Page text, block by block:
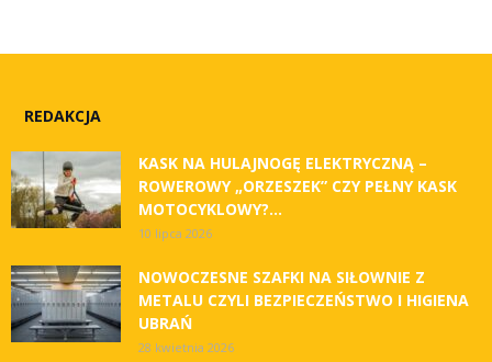
REDAKCJA
KASK NA HULAJNOGĘ ELEKTRYCZNĄ –
ROWEROWY „ORZESZEK” CZY PEŁNY KASK
MOTOCYKLOWY?...
10 lipca 2026
NOWOCZESNE SZAFKI NA SIŁOWNIE Z
METALU CZYLI BEZPIECZEŃSTWO I HIGIENA
UBRAŃ
28 kwietnia 2026